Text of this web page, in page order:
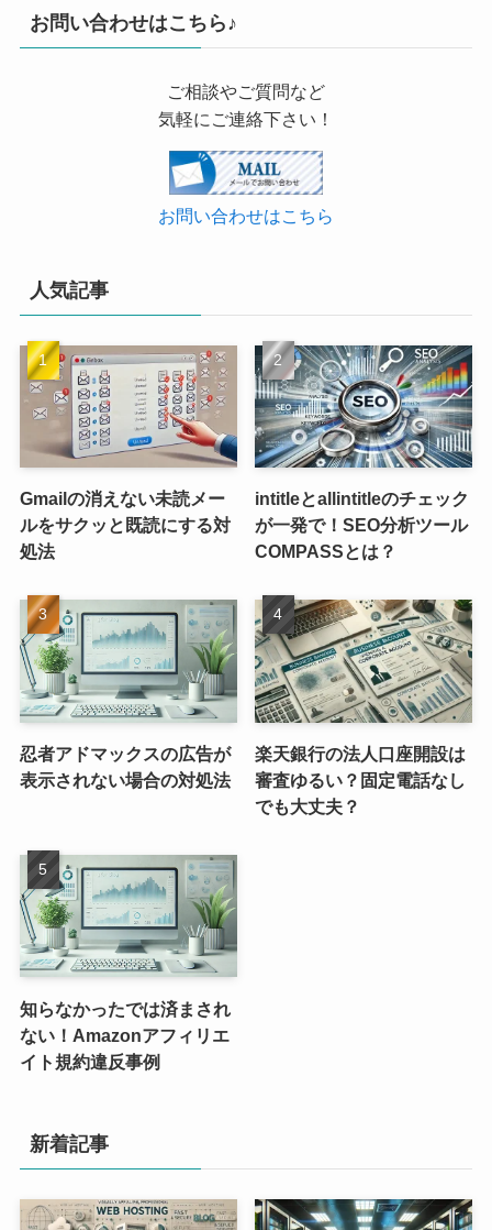
お問い合わせはこちら♪
ご相談やご質問など
気軽にご連絡下さい！
お問い合わせはこちら
人気記事
Gmailの消えない未読メー
ルをサクッと既読にする対
処法
intitleとallintitleのチェック
が一発で！SEO分析ツール
COMPASSとは？
忍者アドマックスの広告が
表示されない場合の対処法
楽天銀行の法人口座開設は
審査ゆるい？固定電話なし
でも大丈夫？
知らなかったでは済まされ
ない！Amazonアフィリエ
イト規約違反事例
新着記事